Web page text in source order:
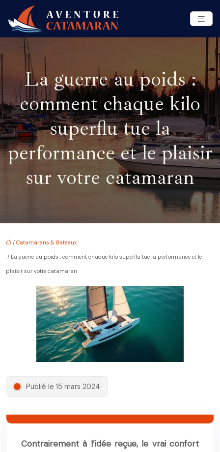
La guerre au poids :
comment chaque kilo
superflu tue la
performance et le plaisir
sur votre catamaran
/ Catamarans & Bateaux
/ La guerre au poids : comment chaque kilo superflu tue la performance et le
plaisir sur votre catamaran
Publié le 15 mars 2024
Contrairement à l’idée reçue, le vrai confort